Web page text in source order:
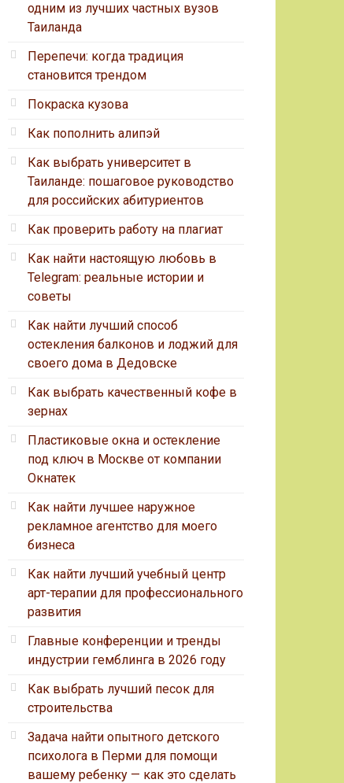
одним из лучших частных вузов
Таиланда
Перепечи: когда традиция
становится трендом
Покраска кузова
Как пополнить алипэй
Как выбрать университет в
Таиланде: пошаговое руководство
для российских абитуриентов
Как проверить работу на плагиат
Как найти настоящую любовь в
Telegram: реальные истории и
советы
Как найти лучший способ
остекления балконов и лоджий для
своего дома в Дедовске
Как выбрать качественный кофе в
зернах
Пластиковые окна и остекление
под ключ в Москве от компании
Окнатек
Как найти лучшее наружное
рекламное агентство для моего
бизнеса
Как найти лучший учебный центр
арт-терапии для профессионального
развития
Главные конференции и тренды
индустрии гемблинга в 2026 году
Как выбрать лучший песок для
строительства
Задача найти опытного детского
психолога в Перми для помощи
вашему ребенку — как это сделать